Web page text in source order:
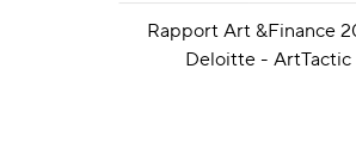
Rapport Art &Finance
Deloitte - ArtTactic